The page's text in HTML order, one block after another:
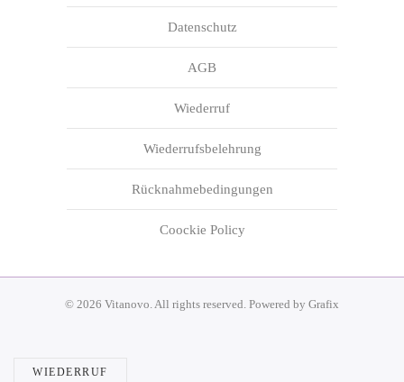
Datenschutz
AGB
Wiederruf
Wiederrufsbelehrung
Rücknahmebedingungen
Coockie Policy
© 2026 Vitanovo. All rights reserved. Powered by Grafix
WIEDERRUF